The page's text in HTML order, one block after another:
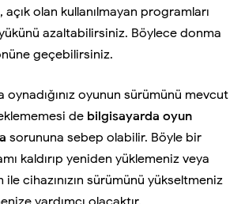
olan kullanılmayan programları
azaltabilirsiniz. Böylece donma
geçebilirsiniz.
oynadığınız oyunun sürümünü mevcut
de bilgisayarda oyun
sorununa sebep olabilir. Böyle bir
kaldırıp yeniden yüklemeniz veya
ile cihazınızın sürümünü yükseltmeniz